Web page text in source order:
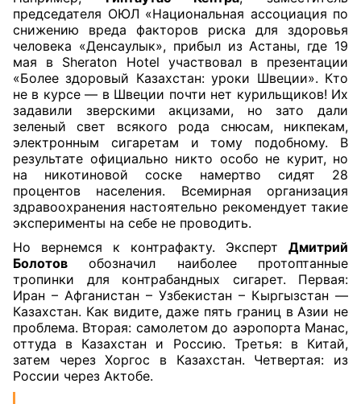
председателя ОЮЛ «Национальная ассоциация по
снижению вреда факторов риска для здоровья
человека «Денсаулык», прибыл из Астаны, где 19
мая в Sheraton Hotel участвовал в презентации
«Более здоровый Казахстан: уроки Швеции». Кто
не в курсе — в Швеции почти нет курильщиков! Их
задавили зверскими акцизами, но зато дали
зеленый свет всякого рода снюсам, никпекам,
электронным сигаретам и тому подобному. В
результате официально никто особо не курит, но
на никотиновой соске намертво сидят 28
процентов населения. Всемирная организация
здравоохранения настоятельно рекомендует такие
эксперименты на себе не проводить.
Но вернемся к контрафакту. Эксперт Дмитрий
Болотов обозначил наиболее протоптанные
тропинки для контрабандных сигарет. Первая:
Иран – Афганистан – Узбекистан – Кыргызстан —
Казахстан. Как видите, даже пять границ в Азии не
проблема. Вторая: самолетом до аэропорта Манас,
оттуда в Казахстан и Россию. Третья: в Китай,
затем через Хоргос в Казахстан. Четвертая: из
России через Актобе.